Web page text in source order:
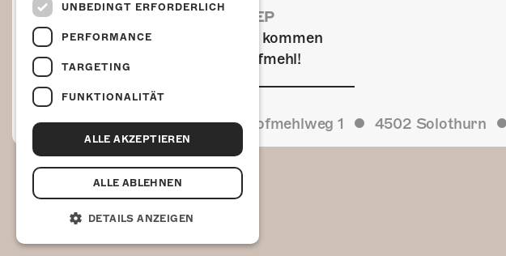
FRISCH BESTÄTIGT: URIAH HEEP
Am Sonntag, 15. November 2026 kommen
Uriah Heep in die Kulturfabrik Kofmehl!
Kulturfabrik Kofmehl Kofmehlweg 1 4502 Solothurn
UNBEDINGT ERFORDERLICH
PERFORMANCE
TARGETING
FUNKTIONALITÄT
ALLE AKZEPTIEREN
ALLE ABLEHNEN
DETAILS ANZEIGEN